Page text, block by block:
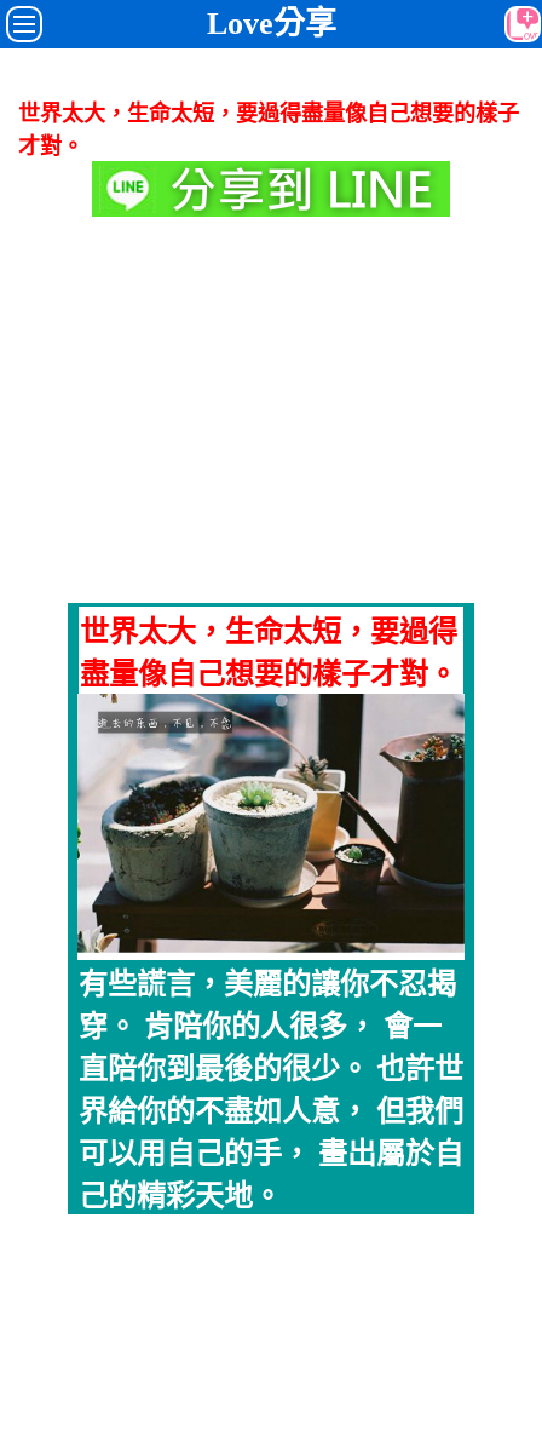
Love分享
世界太大，生命太短，要過得盡量像自己想要的樣子
才對。
世界太大，生命太短，要過得
盡量像自己想要的樣子才對。
有些謊言，美麗的讓你不忍揭
穿。 肯陪你的人很多， 會一
直陪你到最後的很少。 也許世
界給你的不盡如人意， 但我們
可以用自己的手， 畫出屬於自
己的精彩天地。